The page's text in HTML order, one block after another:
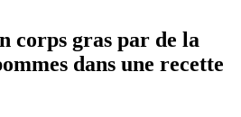
corps gras par de la
dans une recette